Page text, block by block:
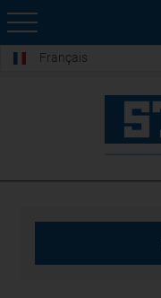
Français